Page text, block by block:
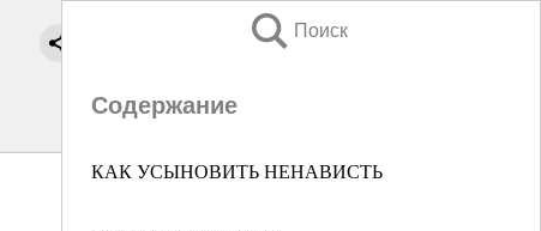
Поиск
Содержание
КАК УСЫНОВИТЬ НЕНАВИСТЬ